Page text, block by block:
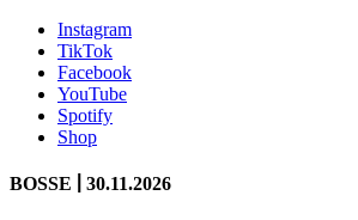
Instagram
TikTok
Facebook
YouTube
Spotify
Shop
BOSSE 30.11.2026